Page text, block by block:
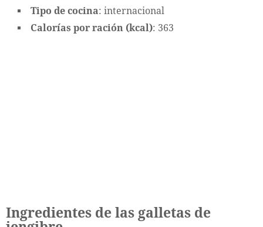
Tipo de cocina: internacional
Calorías por ración (kcal): 363
Ingredientes de las galletas de